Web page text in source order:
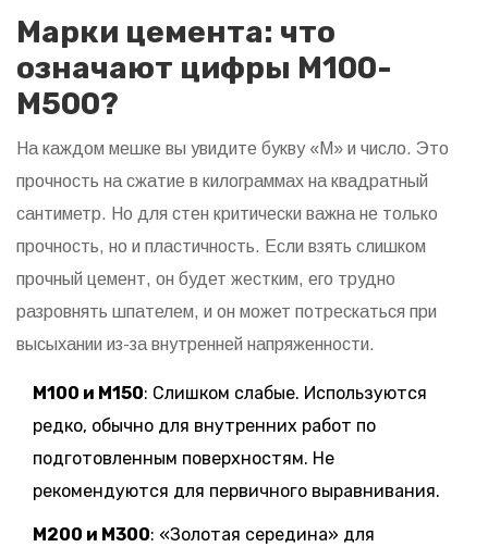
Марки цемента: что
означают цифры М100-
М500?
На каждом мешке вы увидите букву «М» и число. Это
прочность на сжатие в килограммах на квадратный
сантиметр. Но для стен критически важна не только
прочность, но и пластичность. Если взять слишком
прочный цемент, он будет жестким, его трудно
разровнять шпателем, и он может потрескаться при
высыхании из-за внутренней напряженности.
М100 и М150: Слишком слабые. Используются
редко, обычно для внутренних работ по
подготовленным поверхностям. Не
рекомендуются для первичного выравнивания.
М200 и М300: «Золотая середина» для